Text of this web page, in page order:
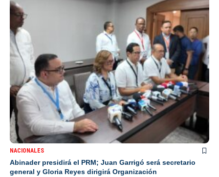
NACIONALES
Abinader presidirá el PRM; Juan Garrigó será secretario
general y Gloria Reyes dirigirá Organización